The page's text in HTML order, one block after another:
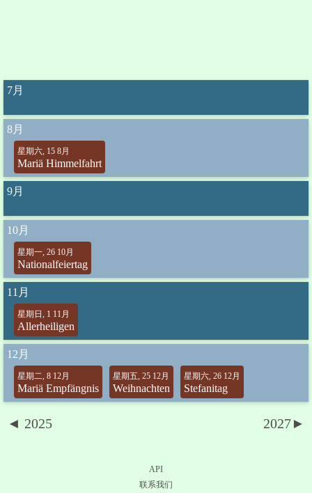
7月
8月
星期六, 15 8月
Mariä Himmelfahrt
9月
10月
星期一, 26 10月
Nationalfeiertag
11月
星期日, 1 11月
Allerheiligen
12月
星期二, 8 12月
Mariä Empfängnis
星期五, 25 12月
Weihnachten
星期六, 26 12月
Stefanitag
◄ 2025 2027►
API
联系我们